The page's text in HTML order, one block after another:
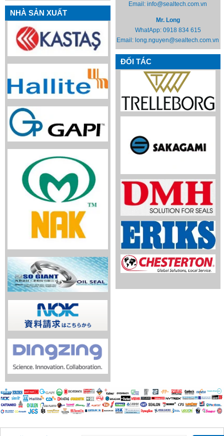
NHÀ SẢN XUẤT
Email:info@sealtech.com.vn
Mr. Long
WhatApp: 0918 834 615
Email: long.nguyen@sealtech.com.vn
ĐỐI TÁC